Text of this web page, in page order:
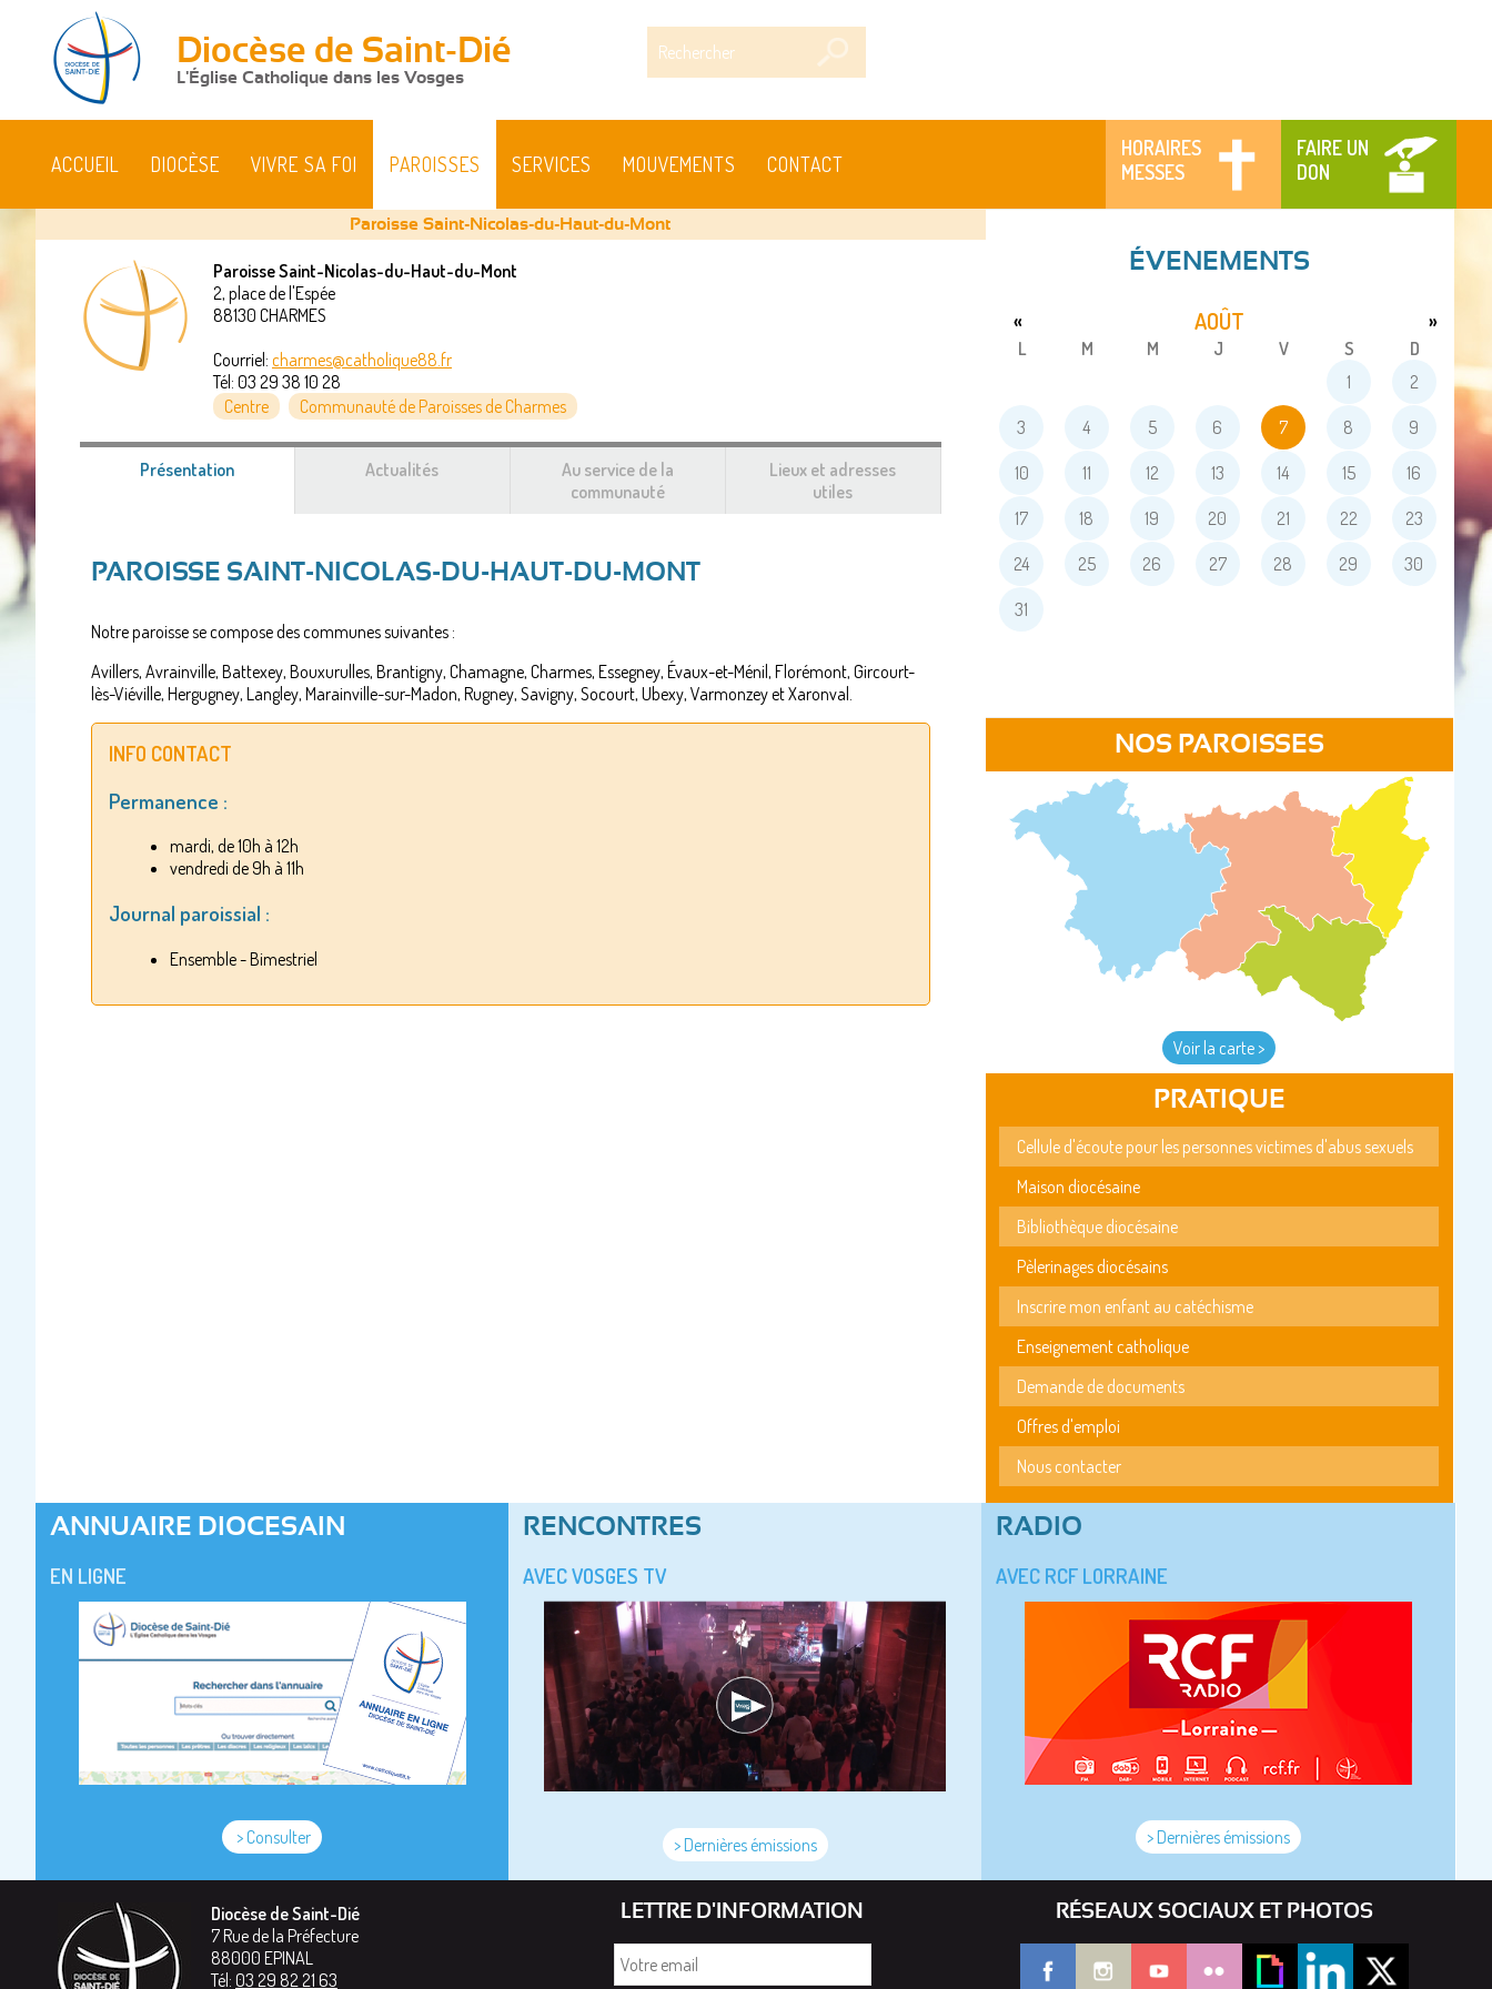
Diocèse de Saint-Dié
L'Église Catholique dans les Vosges
HORAIRES
MESSES
FAIRE UN
DON
ACCUEIL DIOCÈSE VIVRE SA FOI PAROISSES SERVICES MOUVEMENTS CONTACT
Vous
êtes
Paroisse Saint-Nicolas-du-Haut-du-Mont
Paroisse Saint-Nicolas-du-Haut-du-Mont
2, place de l'Espée
88130 CHARMES
Courriel: charmes@catholique88.fr
Tél: 03 29 38 10 28
Centre
Communauté de Paroisses de Charmes
Présentation(onglet
Actualités
Au service de la
communauté
Lieux et adresses
utiles
PAROISSE SAINT-NICOLAS-DU-HAUT-DU-MONT
Notre paroisse se compose des communes suivantes :
Avillers, Avrainville, Battexey, Bouxurulles, Brantigny, Chamagne, Charmes, Essegney, Évaux-et-Ménil, Florémont, Gircourt-
lès-Viéville, Hergugney, Langley, Marainville-sur-Madon, Rugney, Savigny, Socourt, Ubexy, Varmonzey et Xaronval.
INFO CONTACT
Permanence :
mardi, de 10h à 12h
vendredi de 9h à 11h
Journal paroissial :
Ensemble - Bimestriel
ÉVENEMENTS
AOÛT
« »
L M M J V S
D
1
2
3 4 5 6 7 8 9
10 11 12 13 14 15 16
17 18 19 20 21 22 23
24 25 26 27 28 29 30
31
NOS PAROISSES
Voir la carte >
PRATIQUE
Cellule d'écoute pour les personnes victimes d'abus sexuels
Maison diocésaine
Bibliothèque diocésaine
Pèlerinages diocésains
Inscrire mon enfant au catéchisme
Enseignement catholique
Demande de documents
Offres d'emploi
Nous contacter
ANNUAIRE DIOCESAIN
EN LIGNE
> Consulter
RENCONTRES
AVEC VOSGES TV
> Dernières émissions
RADIO
AVEC RCF LORRAINE
> Dernières émissions
Diocèse de Saint-Dié
7 Rue de la Préfecture
88000 EPINAL
Tél: 03 29 82 21 63
LETTRE D'INFORMATION RÉSEAUX SOCIAUX ET PHOTOS